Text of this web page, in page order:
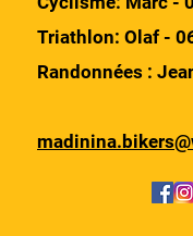
Triathlon: Olaf -
Randonnées :